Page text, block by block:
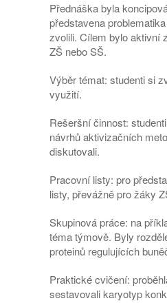
Přednáška byla
představena
zvolili. Cílem bylo aktivní
ZŠ nebo SŠ.
Výběr témat: studenti si
využití.
Rešeršní činnost:
návrhů aktivizačních
diskutovali.
Pracovní listy: pro
listy, převážně pro žáky
Skupinová práce: na
téma týmově. Byly
proteinů regulujících
Praktické cvičení:
sestavovali karyotyp